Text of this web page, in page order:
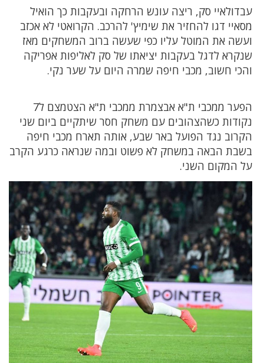
עבדולאיי סק, ריצה עונש הרחקה ובעקבות כך הואיל
מסאיי דגו להחזיר את שימיץ' להרכב. הקרואטי לא אכזב
ועשה את המוטל עליו כפי שעשה ברוב המשחקים מאז
שנקרא לדגל בעקבות יציאתו של סק לאליפות אפריקה
והכי חשוב, מכבי חיפה שמרה היום על שער נקי.
הפער ממכבי ת"א אבצמרת ממכבי ת"א הצטמצם ל7
נקודות כשהצהובים עם משחק חסר שיתקיים ביום שני
הקרוב נגד הפועל באר שבע, אותה תארח מכבי חיפה
בשבת הבאה במשחק לא פשוט ובמה שנראה כרגע הקרב
על המקום השני.